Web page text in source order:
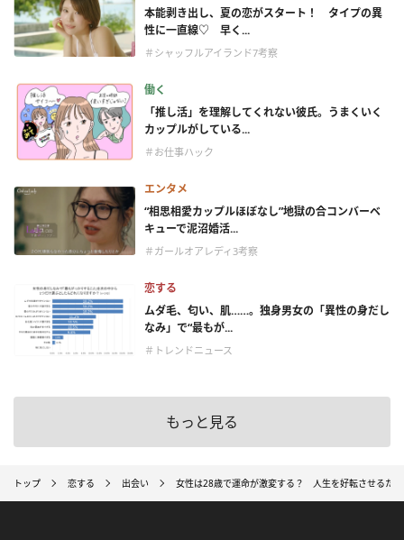
本能剥き出し、夏の恋がスタート！ タイプの異
性に一直線♡ 早く...
＃シャッフルアイランド7考察
働く
「推し活」を理解してくれない彼氏。うまくいく
カップルがしている...
＃お仕事ハック
エンタメ
“相思相愛カップルほぼなし”地獄の合コンバーベ
キューで泥沼婚活...
＃ガールオアレディ3考察
恋する
ムダ毛、匂い、肌……。独身男女の「異性の身だし
なみ」で“最もが...
＃トレンドニュース
もっと見る
トップ 恋する 出会い 女性は28歳で運命が激変する？ 人生を好転させるた